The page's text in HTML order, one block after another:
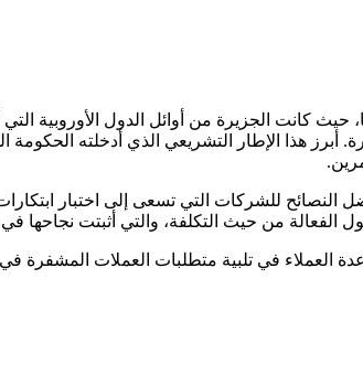
كانت الجزيرة من أوائل الدول الأوروبية
أبرز هذا الإطار التشريعي الذي أدخلته
من حيث التكلفة، والتي أثبتت نجاحها
العملاء في تلبية متطلبات العملات المشفرة